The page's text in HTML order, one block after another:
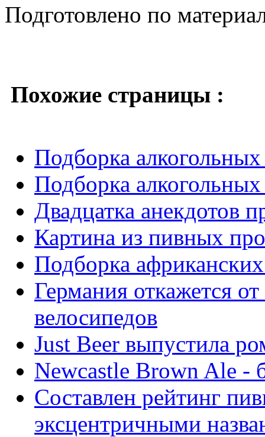
Подготовлено по
Похожие страницы :
Подборка
Подборка
Двадцатка анекдотов
Картина из пивных
Подборка
Германия откажется
велосипедов
Just Beer выпустила
Newcastle Brown Ale -
Составлен рейтинг
эксцентричными